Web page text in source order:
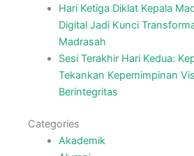
Hari Ketiga Diklat Kepala
Digital Jadi Kunci
Madrasah
Sesi Terakhir Hari Kedua:
Tekankan Kepemimpinan
Berintegritas
Categories
Akademik